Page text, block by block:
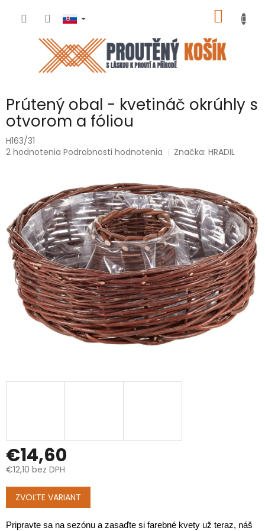
KOŠÍK
Prútený obal - kvetináč okrúhly s
otvorom a fóliou
H163/31
Priemerné
hviezdičiek.
2 hodnotenia Podrobnosti hodnotenia Značka:HRADIL
€14,60
€12,10 bez DPH
Jednotková
cena:
ZVOĽTE VARIANT
Pripravte sa na sezónu a zasaďte si farebné kvety už teraz, náš